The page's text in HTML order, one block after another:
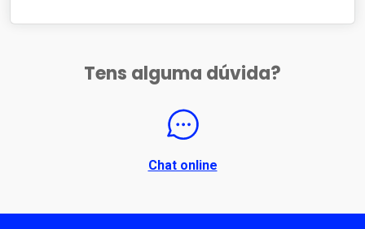
Tens alguma dúvida?
Chat online